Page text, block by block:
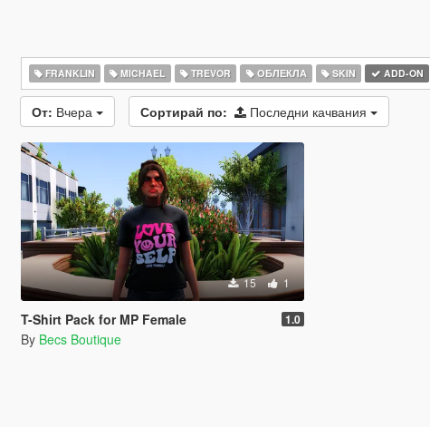
FRANKLIN MICHAEL TREVOR ОБЛЕКЛА SKIN ADD-ON
От: Вчера Сортирай по: Последни качвания
15 1
T-Shirt Pack for MP Female 1.0
By Becs Boutique